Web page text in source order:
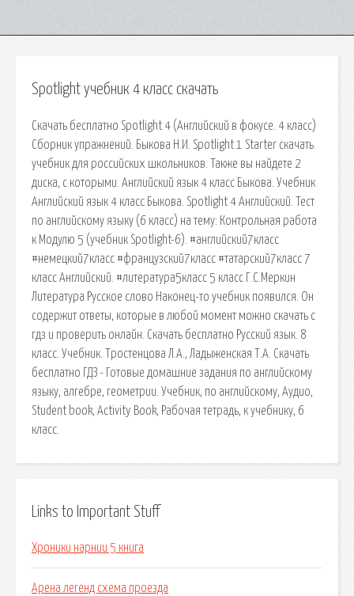
Spotlight учебник 4 класс скачать
Скачать бесплатно Spotlight 4 (Английский в фокусе. 4 класс)
Сборник упражнений. Быкова Н.И. Spotlight 1 Starter скачать
учебник для российских школьников. Также вы найдете 2
диска, с которыми. Английский язык 4 класс Быкова. Учебник
Английский язык 4 класс Быкова. Spotlight 4 Английский. Тест
по английскому языку (6 класс) на тему: Контрольная работа
к Модулю 5 (учебник Spotlight-6). #английский7класс
#немецкий7класс #французский7класс #татарский7класс 7
класс Английский. #литература5класс 5 класс Г.С.Меркин
Литература Русское слово Наконец-то учебник появился. Он
содержит ответы, которые в любой момент можно скачать с
гдз и проверить онлайн. Скачать бесплатно Русский язык. 8
класс. Учебник. Тростенцова Л.А., Ладыженская Т.А. Скачать
бесплатно ГДЗ - Готовые домашние задания по английскому
языку, алгебре, геометрии. Учебник, по английскому, Аудио,
Student book, Activity Book, Рабочая тетрадь, к учебнику, 6
класс.
Links to Important Stuff
Хроники нарнии 5 книга
Арена легенд схема проезда